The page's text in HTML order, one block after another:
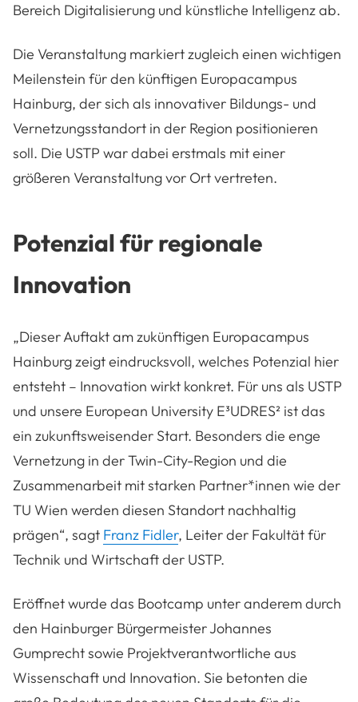
Bereich Digitalisierung und künstliche Intelligenz ab.
Die Veranstaltung markiert zugleich einen wichtigen
Meilenstein für den künftigen Europacampus
Hainburg, der sich als innovativer Bildungs- und
Vernetzungsstandort in der Region positionieren
soll. Die USTP war dabei erstmals mit einer
größeren Veranstaltung vor Ort vertreten.
Potenzial für regionale
Innovation
„Dieser Auftakt am zukünftigen Europacampus
Hainburg zeigt eindrucksvoll, welches Potenzial hier
entsteht – Innovation wirkt konkret. Für uns als USTP
und unsere European University E³UDRES² ist das
ein zukunftsweisender Start. Besonders die enge
Vernetzung in der Twin-City-Region und die
Zusammenarbeit mit starken Partner*innen wie der
TU Wien werden diesen Standort nachhaltig
prägen“, sagt Franz Fidler, Leiter der Fakultät für
Technik und Wirtschaft der USTP.
Eröffnet wurde das Bootcamp unter anderem durch
den Hainburger Bürgermeister Johannes
Gumprecht sowie Projektverantwortliche aus
Wissenschaft und Innovation. Sie betonten die